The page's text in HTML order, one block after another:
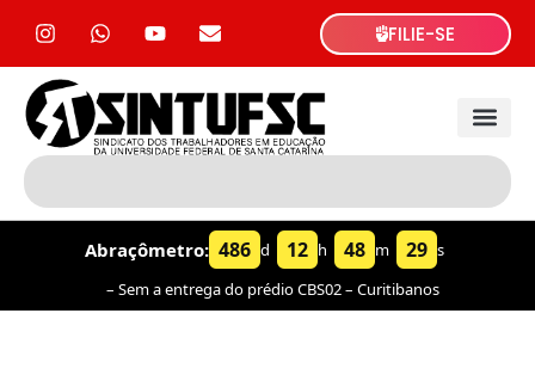
FILIE-SE
Abraçômetro: 486 d 12 h 48 m 30 s
– Sem a entrega do prédio CBS02 – Curitibanos